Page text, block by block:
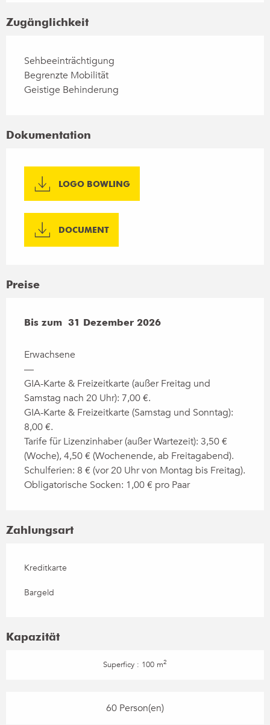
Zugänglichkeit
Sehbeeinträchtigung
Begrenzte Mobilität
Geistige Behinderung
Dokumentation
LOGO BOWLING
DOCUMENT
Preise
ab2 Januar 2026bis zum31 Dezember 2026
Bis zum 31 Dezember 2026
Erwachsene
—
GIA-Karte & Freizeitkarte (außer Freitag und
Samstag nach 20 Uhr): 7,00 €.
GIA-Karte & Freizeitkarte (Samstag und Sonntag):
8,00 €.
Tarife für Lizenzinhaber (außer Wartezeit): 3,50 €
(Woche), 4,50 € (Wochenende, ab Freitagabend).
Schulferien: 8 € (vor 20 Uhr von Montag bis Freitag).
Obligatorische Socken: 1,00 € pro Paar
Zahlungsart
Kreditkarte
Bargeld
Kapazität
Superficy : 100 m2
60 Person(en)